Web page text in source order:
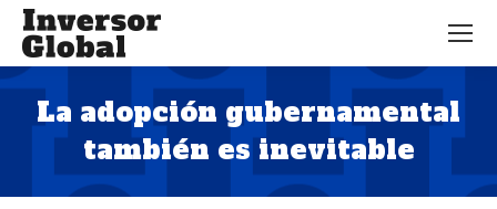
La adopción gubernamental
también es inevitable
Estás aquí: